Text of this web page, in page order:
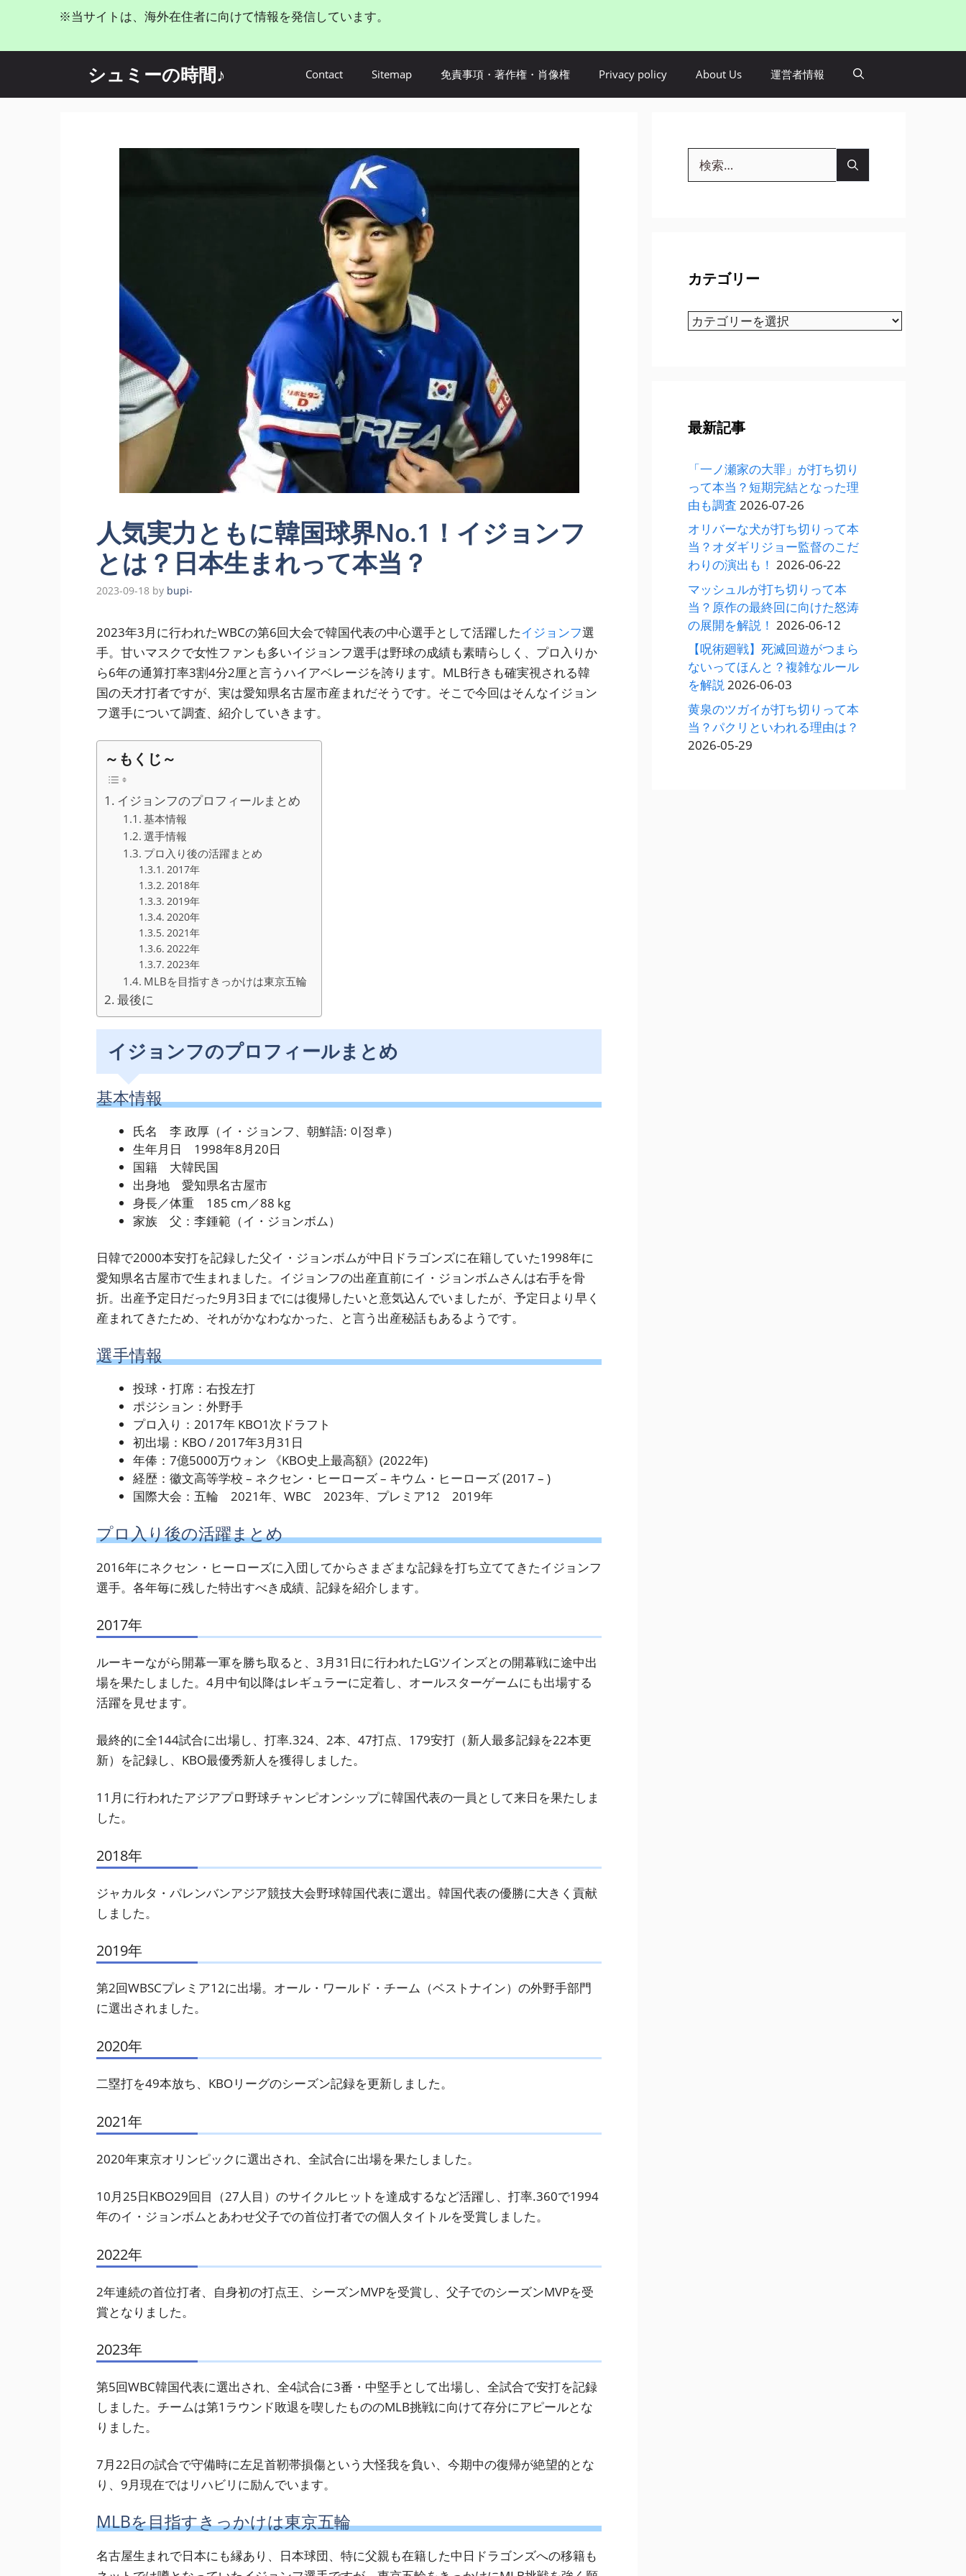
へ
※当サイトは、海外在住者に向けて情報を発信しています。
シュミーの時間♪ Contact Sitemap 免責事項・著作権・肖像権 Privacy policy About Us 運営者情報
人気実力ともに韓国球界No.1！イジョンフ
とは？日本生まれって本当？
2023-09-18 by bupi-
2023年3月に行われたWBCの第6回大会で韓国代表の中心選手として活躍したイジョンフ選
手。甘いマスクで女性ファンも多いイジョンフ選手は野球の成績も素晴らしく、プロ入りか
ら6年の通算打率3割4分2厘と言うハイアベレージを誇ります。MLB行きも確実視される韓
国の天才打者ですが、実は愛知県名古屋市産まれだそうです。そこで今回はそんなイジョン
フ選手について調査、紹介していきます。
～もくじ～
イジョンフのプロフィールまとめ
基本情報
選手情報
プロ入り後の活躍まとめ
2017年
2018年
2019年
2020年
2021年
2022年
2023年
MLBを目指すきっかけは東京五輪
最後に
イジョンフのプロフィールまとめ
基本情報
氏名 李 政厚（イ・ジョンフ、朝鮮語: 이정후）
生年月日 1998年8月20日
国籍 大韓民国
出身地 愛知県名古屋市
身長／体重 185 cm／88 kg
家族 父：李鍾範（イ・ジョンボム）
日韓で2000本安打を記録した父イ・ジョンボムが中日ドラゴンズに在籍していた1998年に
愛知県名古屋市で生まれました。イジョンフの出産直前にイ・ジョンボムさんは右手を骨
折。出産予定日だった9月3日までには復帰したいと意気込んでいましたが、予定日より早く
産まれてきたため、それがかなわなかった、と言う出産秘話もあるようです。
選手情報
投球・打席：右投左打
ポジション：外野手
プロ入り：2017年 KBO1次ドラフト
初出場：KBO / 2017年3月31日
年俸：7億5000万ウォン 《KBO史上最高額》(2022年)
経歴：徽文高等学校 – ネクセン・ヒーローズ – キウム・ヒーローズ (2017 – )
国際大会：五輪 2021年、WBC 2023年、プレミア12 2019年
プロ入り後の活躍まとめ
2016年にネクセン・ヒーローズに入団してからさまざまな記録を打ち立ててきたイジョンフ
選手。各年毎に残した特出すべき成績、記録を紹介します。
2017年
ルーキーながら開幕一軍を勝ち取ると、3月31日に行われたLGツインズとの開幕戦に途中出
場を果たしました。4月中旬以降はレギュラーに定着し、オールスターゲームにも出場する
活躍を見せます。
最終的に全144試合に出場し、打率.324、2本、47打点、179安打（新人最多記録を22本更
新）を記録し、KBO最優秀新人を獲得しました。
11月に行われたアジアプロ野球チャンピオンシップに韓国代表の一員として来日を果たしま
した。
2018年
ジャカルタ・パレンバンアジア競技大会野球韓国代表に選出。韓国代表の優勝に大きく貢献
しました。
2019年
第2回WBSCプレミア12に出場。オール・ワールド・チーム（ベストナイン）の外野手部門
に選出されました。
2020年
二塁打を49本放ち、KBOリーグのシーズン記録を更新しました。
2021年
2020年東京オリンピックに選出され、全試合に出場を果たしました。
10月25日KBO29回目（27人目）のサイクルヒットを達成するなど活躍し、打率.360で1994
年のイ・ジョンボムとあわせ父子での首位打者での個人タイトルを受賞しました。
2022年
2年連続の首位打者、自身初の打点王、シーズンMVPを受賞し、父子でのシーズンMVPを受
賞となりました。
2023年
第5回WBC韓国代表に選出され、全4試合に3番・中堅手として出場し、全試合で安打を記録
しました。チームは第1ラウンド敗退を喫したもののMLB挑戦に向けて存分にアピールとな
りました。
7月22日の試合で守備時に左足首靭帯損傷という大怪我を負い、今期中の復帰が絶望的とな
り、9月現在ではリハビリに励んでいます。
MLBを目指すきっかけは東京五輪
名古屋生まれで日本にも縁あり、日本球団、特に父親も在籍した中日ドラゴンズへの移籍も
索:
カテゴリー
カ
最新記事
「一ノ瀬家の大罪」が打ち切り
って本当？短期完結となった理
由も調査 2026-07-26
オリバーな犬が打ち切りって本
当？オダギリジョー監督のこだ
わりの演出も！ 2026-06-22
マッシュルが打ち切りって本
当？原作の最終回に向けた怒涛
の展開を解説！ 2026-06-12
【呪術廻戦】死滅回遊がつまら
ないってほんと？複雑なルール
を解説2026-06-03
黄泉のツガイが打ち切りって本
当？パクリといわれる理由は？
2026-05-29